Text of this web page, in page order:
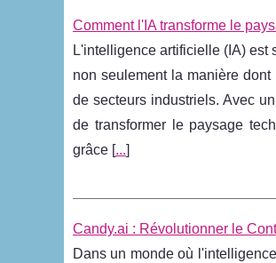
Comment l'IA transforme le
L'intelligence artificielle (IA)
non seulement la manière
de secteurs industriels. Avec
de transformer le paysage
grâce [...]
Candy.ai : Révolutionner le
Dans un monde où